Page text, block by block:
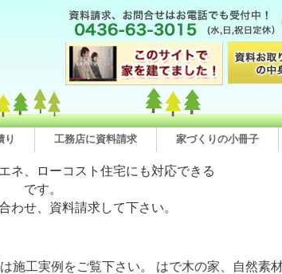
り 工務店に資料請求 家づくりの小冊子
ネ、ローコスト住宅にも対応できる
です。
わせ、資料請求して下さい。
施工実例をご覧下さい。 はで木の家、自然素